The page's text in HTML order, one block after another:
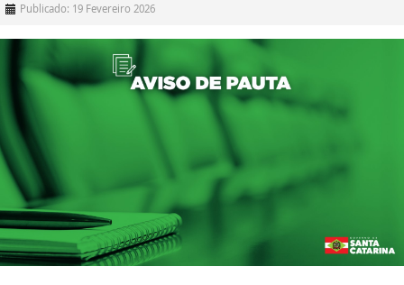
Publicado: 19 Fevereiro 2026